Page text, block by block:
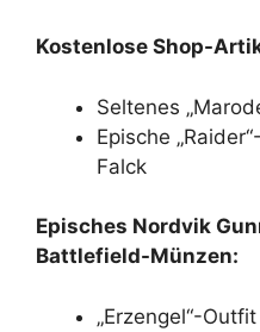
Kostenlose Shop-
Seltenes
Epische
Falck
Episches Nordvik
Battlefield-Münzen:
„Erzengel“-